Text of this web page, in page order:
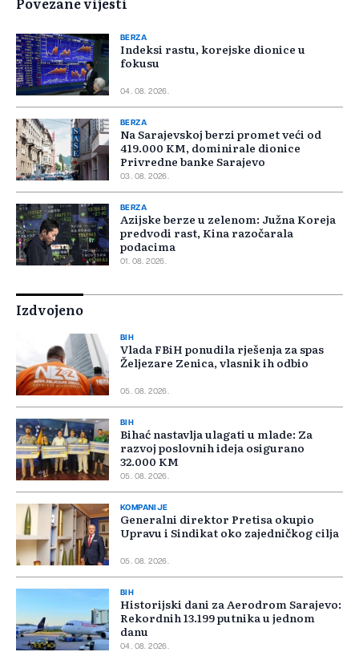
BERZA
Indeksi rastu, korejske dionice u
fokusu
04. 08. 2026.
BERZA
Na Sarajevskoj berzi promet veći od
419.000 KM, dominirale dionice
Privredne banke Sarajevo
03. 08. 2026.
BERZA
Azijske berze u zelenom: Južna Koreja
predvodi rast, Kina razočarala
podacima
01. 08. 2026.
Izdvojeno
BIH
Vlada FBiH ponudila rješenja za spas
Željezare Zenica, vlasnik ih odbio
05. 08. 2026.
BIH
Bihać nastavlja ulagati u mlade: Za
razvoj poslovnih ideja osigurano
32.000 KM
05. 08. 2026.
KOMPANIJE
Generalni direktor Pretisa okupio
Upravu i Sindikat oko zajedničkog cilja
05. 08. 2026.
BIH
Historijski dani za Aerodrom Sarajevo:
Rekordnih 13.199 putnika u jednom
danu
04. 08. 2026.